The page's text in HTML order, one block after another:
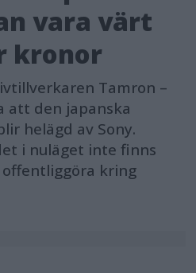
vara värt
kronor
Tamron –
att den japanska
helägd av Sony.
i nuläget inte finns
kring